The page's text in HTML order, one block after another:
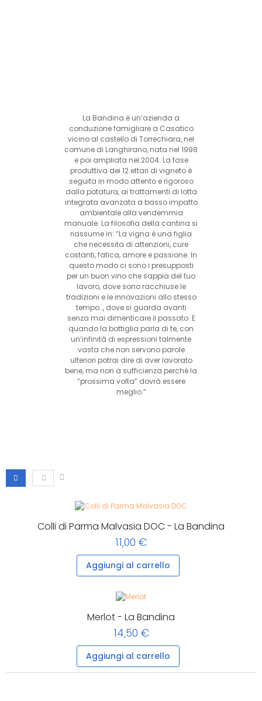
La Bandina è un’azienda a
conduzione famigliare a Casatico
vicino al castello di Torrechiara, nel
comune di Langhirano, nata nel 1998
e poi ampliata nel 2004. La fase
produttiva dei 12 ettari di vigneto è
seguita in modo attento e rigoroso
dalla potatura, ai trattamenti di lotta
integrata avanzata a basso impatto
ambientale alla vendemmia
manuale. La filosofia della cantina si
riassume in: “La vigna è una figlia
che necessita di attenzioni, cure
costanti, fatica, amore e passione. In
questo modo ci sono i presupposti
per un buon vino che sappia del tuo
lavoro, dove sono racchiuse le
tradizioni e le innovazioni allo stesso
tempo…, dove si guarda avanti
senza mai dimenticare il passato. E
quando la bottiglia parla di te, con
un’infinità di espressioni talmente
vasta che non servono parole
ulteriori potrai dire di aver lavorato
bene, ma non a sufficienza perché la
“prossima volta” dovrà essere
meglio.”
Colli di Parma Malvasia DOC - La Bandina
11,00 €
Aggiungi al carrello
Merlot - La Bandina
14,50 €
Aggiungi al carrello